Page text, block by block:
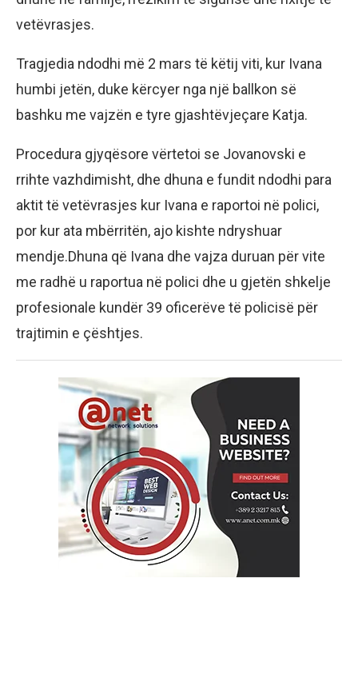
vetëvrasjes.
Tragjedia ndodhi më 2 mars të këtij viti, kur Ivana
humbi jetën, duke kërcyer nga një ballkon së
bashku me vajzën e tyre gjashtëvjeçare Katja.
Procedura gjyqësore vërtetoi se Jovanovski e
rrihte vazhdimisht, dhe dhuna e fundit ndodhi para
aktit të vetëvrasjes kur Ivana e raportoi në polici,
por kur ata mbërritën, ajo kishte ndryshuar
mendje.Dhuna që Ivana dhe vajza duruan për vite
me radhë u raportua në polici dhe u gjetën shkelje
profesionale kundër 39 oficerëve të policisë për
trajtimin e çështjes.